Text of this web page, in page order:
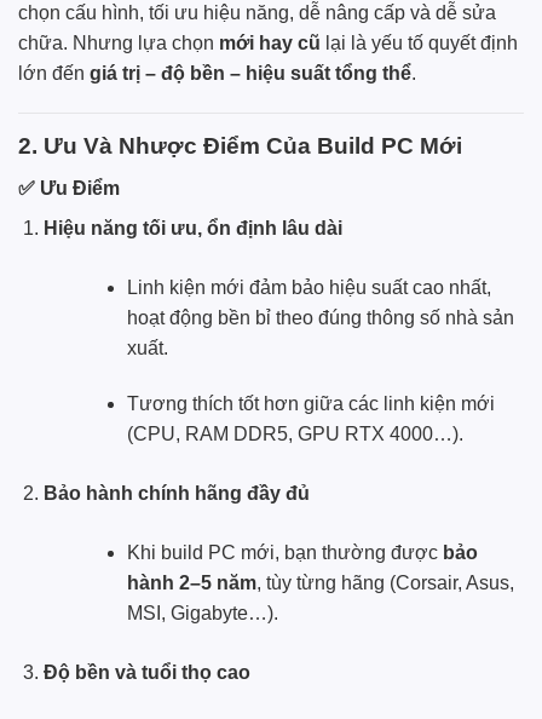
chọn cấu hình, tối ưu hiệu năng, dễ nâng cấp và dễ sửa
chữa. Nhưng lựa chọn mới hay cũ lại là yếu tố quyết định
lớn đến giá trị – độ bền – hiệu suất tổng thể.
2. Ưu Và Nhược Điểm Của Build PC Mới
✅ Ưu Điểm
Hiệu năng tối ưu, ổn định lâu dài
Linh kiện mới đảm bảo hiệu suất cao nhất,
hoạt động bền bỉ theo đúng thông số nhà sản
xuất.
Tương thích tốt hơn giữa các linh kiện mới
(CPU, RAM DDR5, GPU RTX 4000…).
Bảo hành chính hãng đầy đủ
Khi build PC mới, bạn thường được bảo
hành 2–5 năm, tùy từng hãng (Corsair, Asus,
MSI, Gigabyte…).
Độ bền và tuổi thọ cao